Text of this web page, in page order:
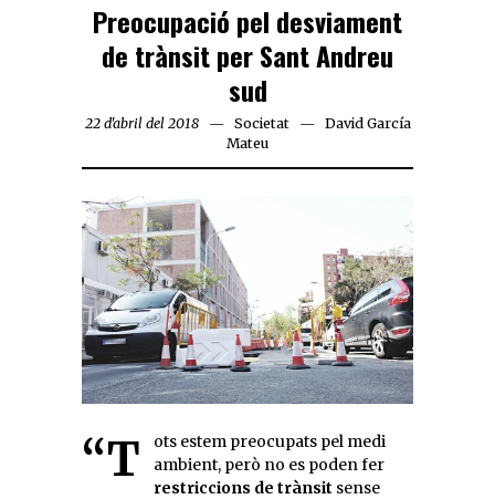
Preocupació pel desviament
de trànsit per Sant Andreu
sud
22 d'abril del 2018 Societat
David García
Mateu
“Tots estem preocupats pel medi
ambient, però no es poden fer
restriccions de trànsit sense